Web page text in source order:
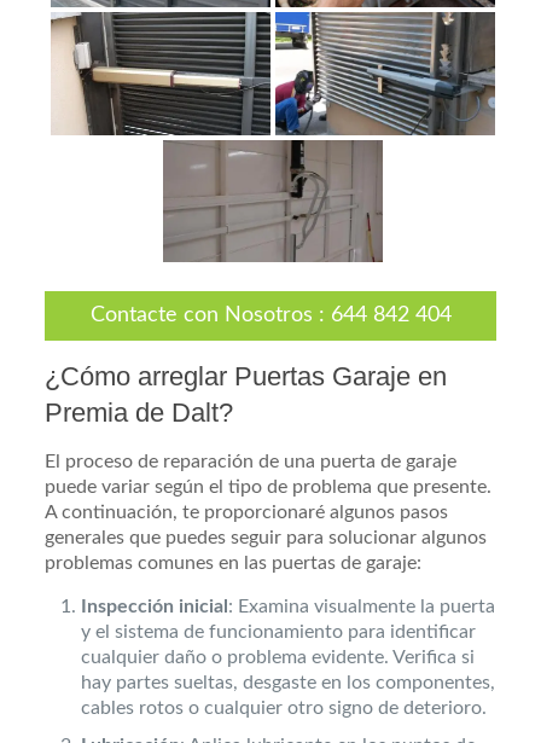
Contacte con Nosotros : 644 842 404
¿Cómo arreglar Puertas Garaje en
Premia de Dalt?
El proceso de reparación de una puerta de garaje
puede variar según el tipo de problema que presente.
A continuación, te proporcionaré algunos pasos
generales que puedes seguir para solucionar algunos
problemas comunes en las puertas de garaje:
Inspección inicial : Examina visualmente la puerta
y el sistema de funcionamiento para identificar
cualquier daño o problema evidente. Verifica si
hay partes sueltas, desgaste en los componentes,
cables rotos o cualquier otro signo de deterioro.